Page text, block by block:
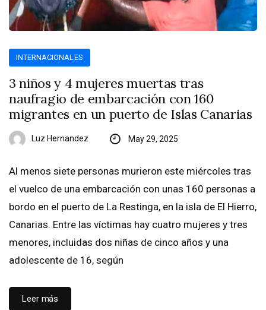
INTERNACIONALES
3 niños y 4 mujeres muertas tras
naufragio de embarcación con 160
migrantes en un puerto de Islas Canarias
Luz Hernandez May 29, 2025
Al menos siete personas murieron este miércoles tras
el vuelco de una embarcación con unas 160 personas a
bordo en el puerto de La Restinga, en la isla de El Hierro,
Canarias. Entre las víctimas hay cuatro mujeres y tres
menores, incluidas dos niñas de cinco años y una
adolescente de 16, según
Leer más